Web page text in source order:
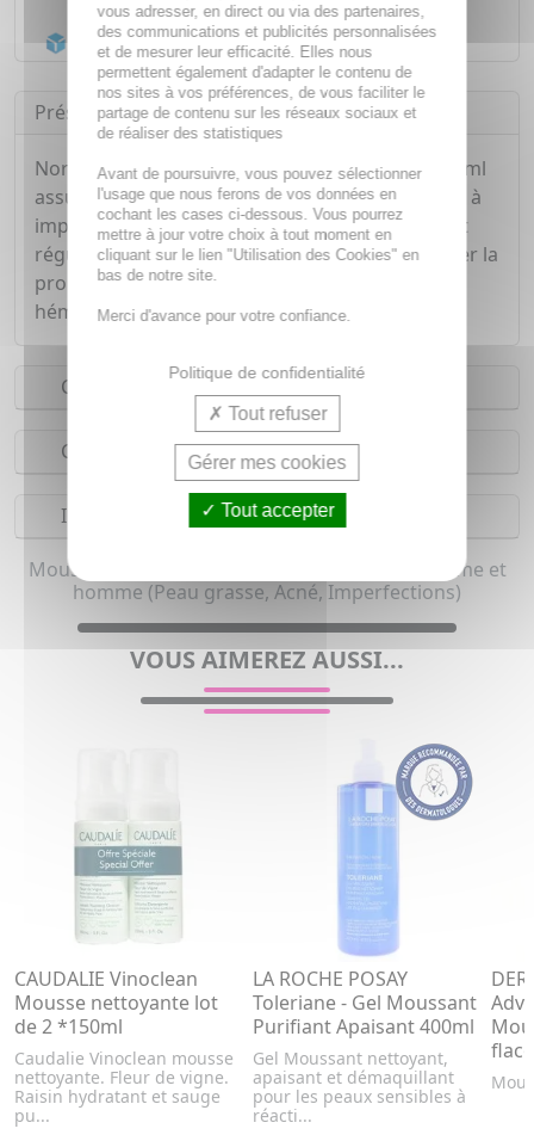
Acheminement Chronoposten 24h*
Présentation
Noreva Actipur Mousse Dermo-Nettoyante 150 ml
assure un nettoyage efficace des peaux grasses à
imperfections, éliminant toutes les impuretés et
régulant le flux de sébum. Elle aide aussi à limiter la
prolifération bactérienne et contient un agent
hémostatique.
Conseils d'utilisation
Composition
Indications
Mousse nettoyante anti-imperfection pour femme et
homme (Peau grasse, Acné, Imperfections)
VOUS AIMEREZ AUSSI...
CAUDALIE Vinoclean
Mousse nettoyante lot
de 2 *150ml
Caudalie Vinoclean mousse
nettoyante. Fleur de vigne.
Raisin hydratant et sauge
pu...
LA ROCHE POSAY
Toleriane - Gel Moussant
Purifiant Apaisant 400ml
Gel Moussant nettoyant,
apaisant et démaquillant
pour les peaux sensibles à
réacti...
vous adresser, en direct ou via des partenaires,
des communications et publicités personnalisées
et de mesurer leur efficacité. Elles nous
permettent également d'adapter le contenu de
nos sites à vos préférences, de vous faciliter le
partage de contenu sur les réseaux sociaux et
de réaliser des statistiques
Avant de poursuivre, vous pouvez sélectionner
l'usage que nous ferons de vos données en
cochant les cases ci-dessous. Vous pourrez
mettre à jour votre choix à tout moment en
cliquant sur le lien "Utilisation des Cookies" en
bas de notre site.
Merci d'avance pour votre confiance.
Politique de confidentialité
Tout refuser
Gérer mes cookies
Tout accepter